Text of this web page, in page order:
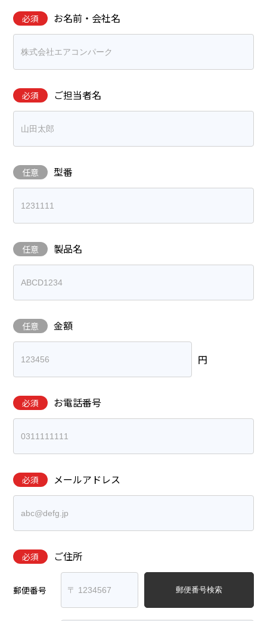
必須 お名前・会社名
必須 ご担当者名
任意 型番
任意 製品名
任意 金額
円
必須 お電話番号
必須 メールアドレス
必須 ご住所
郵便番号 郵便番号検索